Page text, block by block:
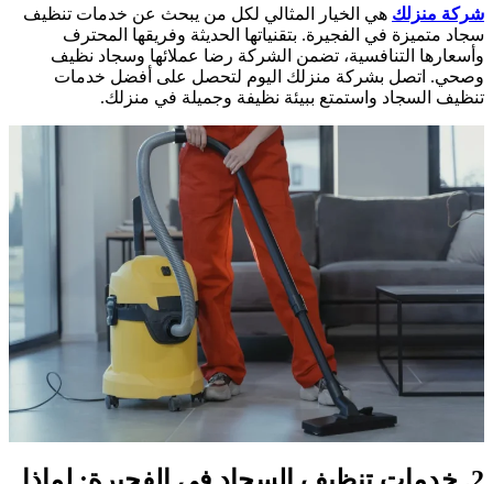
شركة منزلك هي الخيار المثالي لكل من يبحث عن خدمات تنظيف
سجاد متميزة في الفجيرة. بتقنياتها الحديثة وفريقها المحترف
وأسعارها التنافسية، تضمن الشركة رضا عملائها وسجاد نظيف
وصحي. اتصل بشركة منزلك اليوم لتحصل على أفضل خدمات
تنظيف السجاد واستمتع ببيئة نظيفة وجميلة في منزلك.